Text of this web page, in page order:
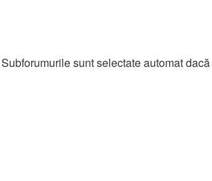
sunt selectate automat